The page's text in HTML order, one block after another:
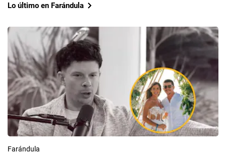
Lo último en Farándula
Farándula